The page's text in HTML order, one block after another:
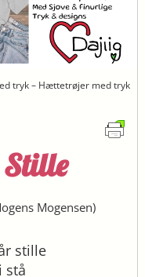
tryk – Hættetrøjer med tryk
Mogensen)
stille
stå